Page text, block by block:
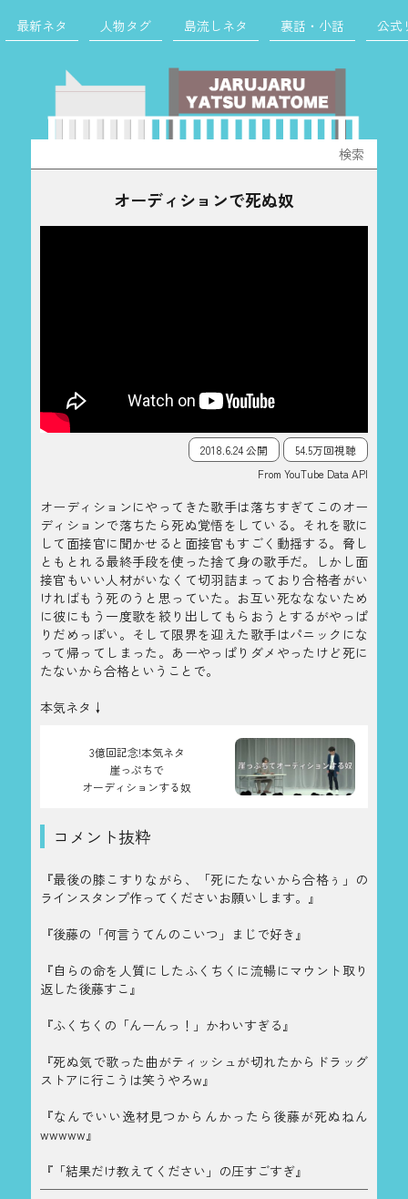
最新ネタ 人物タグ 島流しネタ 裏話・小話 公式
索:
オーディションで死ぬ奴
2018.6.24 公開
54.5万回視聴
From YouTube Data API
オーディションにやってきた歌手は落ちすぎてこのオー
ディションで落ちたら死ぬ覚悟をしている。それを歌に
して面接官に聞かせると面接官もすごく動揺する。脅し
ともとれる最終手段を使った捨て身の歌手だ。しかし面
接官もいい人材がいなくて切羽詰まっており合格者がい
ければもう死のうと思っていた。お互い死ななないため
に彼にもう一度歌を絞り出してもらおうとするがやっぱ
りだめっぽい。そして限界を迎えた歌手はパニックにな
って帰ってしまった。あーやっぱりダメやったけど死に
たないから合格ということで。
本気ネタ↓
3億回記念!本気ネタ
崖っぷちで
オーディションする奴
コメント抜粋
『最後の膝こすりながら、「死にたないから合格ぅ」の
ラインスタンプ作ってくださいお願いします。』
『後藤の「何言うてんのこいつ」まじで好き』
『自らの命を人質にしたふくちくに流暢にマウント取り
返した後藤すこ』
『ふくちくの「んーんっ！」かわいすぎる』
『死ぬ気で歌った曲がティッシュが切れたからドラッグ
ストアに行こうは笑うやろw』
『なんでいい逸材見つからんかったら後藤が死ぬねん
wwwww』
『「結果だけ教えてください」の圧すごすぎ』